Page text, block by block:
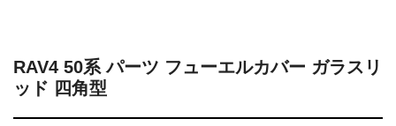
RAV4 50系 パーツ フューエルカバー ガラスリ
ッド 四角型